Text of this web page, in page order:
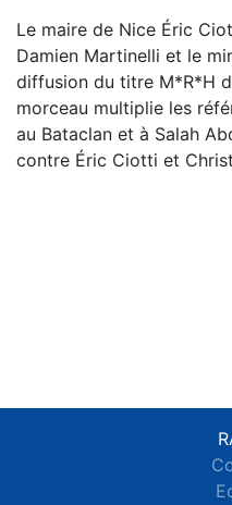
Le maire de Nice Éric
Damien Martinelli et le
diffusion du titre M*R*H
morceau multiplie les
au Bataclan et à Salah
contre Éric Ciotti et